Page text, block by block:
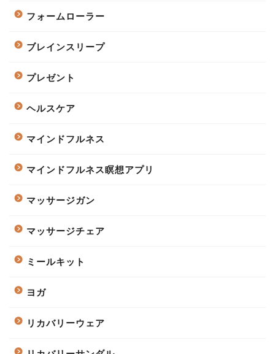
フォームローラー
ブレインスリープ
プレゼント
ヘルスケア
マインドフルネス
マインドフルネス瞑想アプリ
マッサージガン
マッサージチェア
ミールキット
ヨガ
リカバリーウェア